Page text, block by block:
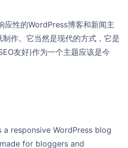
应性的WordPress博客和新闻主
作。它当然是现代的方式，它是
友好)作为一个主题应该是今
a responsive WordPress blog
for bloggers and